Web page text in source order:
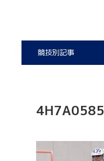
競技別記事
4H7A0585